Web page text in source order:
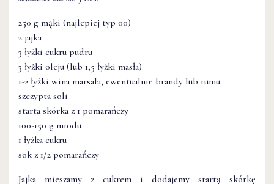
250 g mąki (najlepiej typ 00)
2 jajka
3 łyżki cukru pudru
3 łyżki oleju (lub 1,5 łyżki masła)
1-2 łyżki wina marsala, ewentualnie brandy lub rumu
szczypta soli
starta skórka z 1 pomarańczy
100-150 g miodu
1 łyżka cukru
sok z 1/2 pomarańczy
Jajka mieszamy z cukrem i dodajemy startą skórkę